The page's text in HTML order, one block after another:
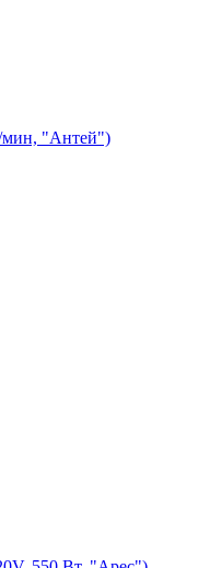
мин, "Антей")